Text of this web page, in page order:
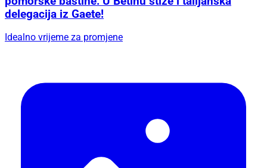
delegacija iz Gaete!
Idealno vrijeme za promjene